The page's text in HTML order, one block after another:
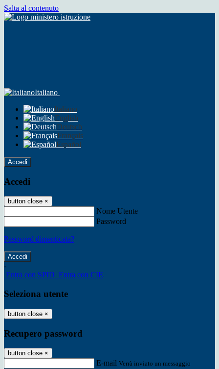
Salta al contenuto
Italiano
Italiano
English
Deutsch
Français
Español
Accedi
Accedi
button close ×
Nome Utente
Password
Password dimenticata?
-
Entra con SPID Entra con CIE
Seleziona utente
button close ×
Recupero password
button close ×
E-mail Verrà inviato un messaggio